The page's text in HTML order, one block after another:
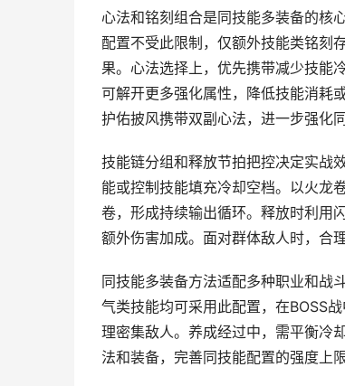
心法和铭刻组合是同技能多装备的核
配置不受此限制，仅额外技能类铭刻
果。心法选择上，优先携带减少技能
可解开更多强化属性，降低技能消耗
护佑披风携带双副心法，进一步强化
技能链分组和释放节拍把控决定实战
能或控制技能填充冷却空档。以火龙
卷，形成持续输出循环。释放时利用
额外伤害加成。面对群体敌人时，合
同技能多装备方法适配多种职业和战
气类技能均可采用此配置，在BOSS
理密集敌人。养成经过中，需平衡冷
法和装备，完善同技能配置的强度上限